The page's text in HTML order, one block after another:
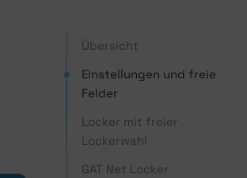
Übersicht
Einstellungen und freie
Felder
Locker mit freier
Lockerwahl
GAT Net Locker